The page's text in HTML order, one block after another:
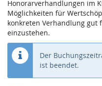
Honorarverhandlungen im
Möglichkeiten für
konkreten Verhandlung gut
einzustehen.
Der
ist beendet.